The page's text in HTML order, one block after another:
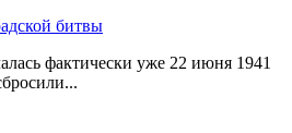
битвы
фактически уже 22 июня 1941